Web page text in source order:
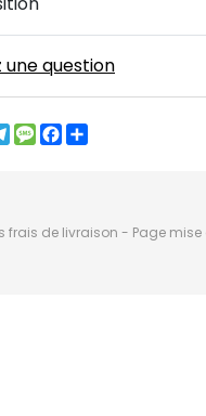
une question
Telegram
MessageFacebook
frais de livraison - Page